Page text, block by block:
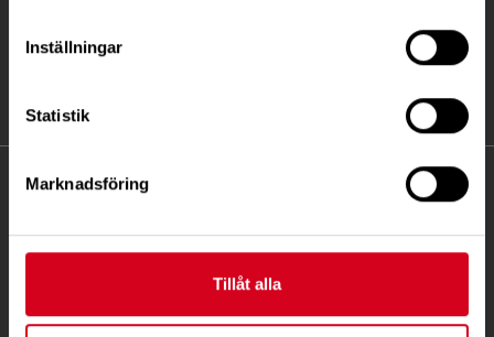
Inställningar
Statistik
Marknadsföring
Tillåt alla
KONTAKT
Besöksadress: